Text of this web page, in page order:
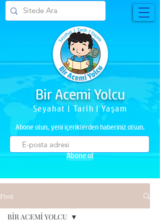
Bir Acemi Yolcu
Seyahat | Tarih | Yaşam
Abone olun, yeni içeriklerden haberiniz olsun.
Abone ol
Post
BİR ACEMİ YOLCU